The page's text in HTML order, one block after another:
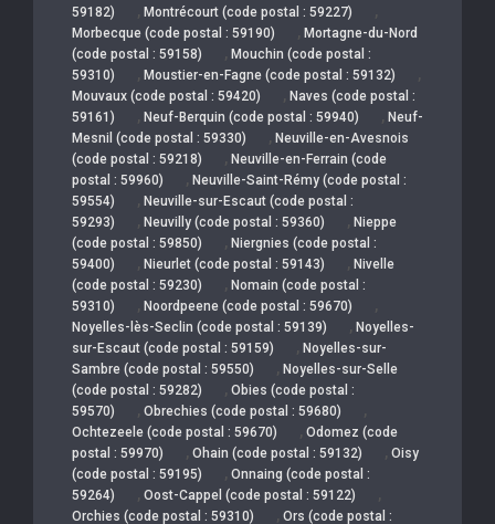
59182)
, Montrécourt (code postal : 59227) ,
Morbecque (code postal : 59190) , Mortagne-du-Nord
(code postal : 59158)
, Mouchin (code postal :
59310)
, Moustier-en-Fagne (code postal : 59132) ,
Mouvaux (code postal : 59420) , Naves (code postal :
59161)
, Neuf-Berquin (code postal : 59940) , Neuf-
Mesnil (code postal : 59330)
, Neuville-en-Avesnois
(code postal : 59218)
, Neuville-en-Ferrain (code
postal : 59960)
, Neuville-Saint-Rémy (code postal :
59554)
, Neuville-sur-Escaut (code postal :
59293)
, Neuvilly (code postal : 59360) , Nieppe
(code postal : 59850)
, Niergnies (code postal :
59400)
, Nieurlet (code postal : 59143) , Nivelle
(code postal : 59230)
, Nomain (code postal :
59310)
, Noordpeene (code postal : 59670) ,
Noyelles-lès-Seclin (code postal : 59139) , Noyelles-
sur-Escaut (code postal : 59159)
, Noyelles-sur-
Sambre (code postal : 59550)
, Noyelles-sur-Selle
(code postal : 59282)
, Obies (code postal :
59570)
, Obrechies (code postal : 59680) ,
Ochtezeele (code postal : 59670) , Odomez (code
postal : 59970)
, Ohain (code postal : 59132) , Oisy
(code postal : 59195)
, Onnaing (code postal :
59264)
, Oost-Cappel (code postal : 59122) ,
Orchies (code postal : 59310) , Ors (code postal :